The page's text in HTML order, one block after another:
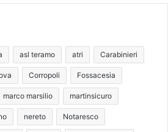
asl teramo atri Carabinieri
Corropoli Fossacesia
marco marsilio martinsicuro
nereto Notaresco